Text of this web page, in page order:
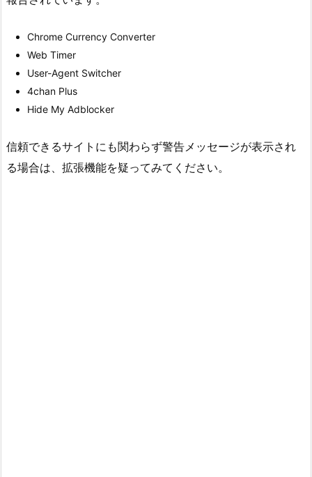
Chrome Currency Converter
Web Timer
User-Agent Switcher
4chan Plus
Hide My Adblocker
信頼できるサイトにも関わらず警告メッセージが表示され
る場合は、拡張機能を疑ってみてください。